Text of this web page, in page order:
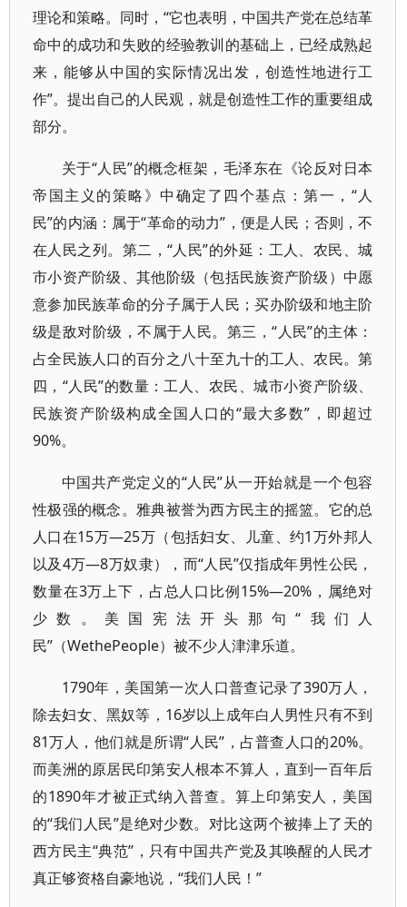
理论和策略。同时，“它也表明，中国共产党在总结革
命中的成功和失败的经验教训的基础上，已经成熟起
来，能够从中国的实际情况出发，创造性地进行工
作”。提出自己的人民观，就是创造性工作的重要组成
部分。
关于“人民”的概念框架，毛泽东在《论反对日本
帝国主义的策略》中确定了四个基点：第一，“人
民”的内涵：属于“革命的动力”，便是人民；否则，不
在人民之列。第二，“人民”的外延：工人、农民、城
市小资产阶级、其他阶级（包括民族资产阶级）中愿
意参加民族革命的分子属于人民；买办阶级和地主阶
级是敌对阶级，不属于人民。第三，“人民”的主体：
占全民族人口的百分之八十至九十的工人、农民。第
四，“人民”的数量：工人、农民、城市小资产阶级、
民族资产阶级构成全国人口的“最大多数”，即超过
90%。
中国共产党定义的“人民”从一开始就是一个包容
性极强的概念。雅典被誉为西方民主的摇篮。它的总
人口在15万—25万（包括妇女、儿童、约1万外邦人
以及4万—8万奴隶），而“人民”仅指成年男性公民，
数量在3万上下，占总人口比例15%—20%，属绝对
少数。美国宪法开头那句“我们人
民”（WethePeople）被不少人津津乐道。
1790年，美国第一次人口普查记录了390万人，
除去妇女、黑奴等，16岁以上成年白人男性只有不到
81万人，他们就是所谓“人民”，占普查人口的20%。
而美洲的原居民印第安人根本不算人，直到一百年后
的1890年才被正式纳入普查。算上印第安人，美国
的“我们人民”是绝对少数。对比这两个被捧上了天的
西方民主“典范”，只有中国共产党及其唤醒的人民才
真正够资格自豪地说，“我们人民！”